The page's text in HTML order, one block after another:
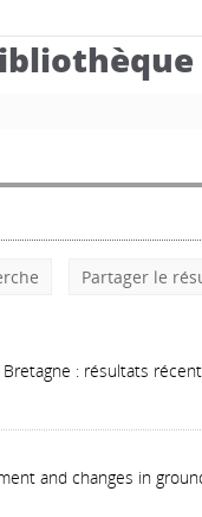
Partager le
: résultats
and changes in